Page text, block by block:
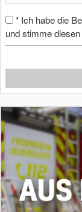
* Ich habe die
und stimme